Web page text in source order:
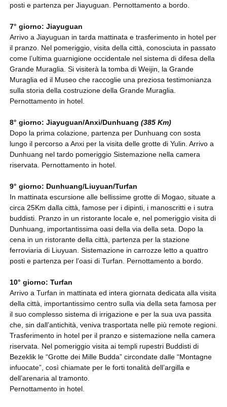
posti e partenza per Jiayuguan. Pernottamento a bordo.
7° giorno: Jiayuguan
Arrivo a Jiayuguan in tarda mattinata e trasferimento in hotel per
il pranzo. Nel pomeriggio, visita della città, conosciuta in passato
come l’ultima guarnigione occidentale nel sistema di difesa della
Grande Muraglia. Si visiterà la tomba di Weijin, la Grande
Muraglia ed il Museo che raccoglie una preziosa testimonianza
sulla storia della costruzione della Grande Muraglia.
Pernottamento in hotel.
8° giorno: Jiayuguan/Anxi/Dunhuang (385 Km)
Dopo la prima colazione, partenza per Dunhuang con sosta
lungo il percorso a Anxi per la visita delle grotte di Yulin. Arrivo a
Dunhuang nel tardo pomeriggio Sistemazione nella camera
riservata. Pernottamento in hotel.
9° giorno: Dunhuang/Liuyuan/Turfan
In mattinata escursione alle bellissime grotte di Mogao, situate a
circa 25Km dalla città, famose per i dipinti, i manoscritti e i sutra
buddisti. Pranzo in un ristorante locale e, nel pomeriggio visita di
Dunhuang, importantissima oasi della via della seta. Dopo la
cena in un ristorante della città, partenza per la stazione
ferroviaria di Liuyuan. Sistemazione in carrozze letto a quattro
posti e partenza per l’oasi di Turfan. Pernottamento a bordo.
10° giorno: Turfan
Arrivo a Turfan in mattinata ed intera giornata dedicata alla visita
della città, importantissimo centro sulla via della seta famosa per
il suo complesso sistema di irrigazione e per la sua uva passita
che, sin dall’antichità, veniva trasportata nelle più remote regioni.
Trasferimento in hotel per il pranzo e sistemazione nella camera
riservata. Nel pomeriggio visita ai templi rupestri Buddisti di
Bezeklik le “Grotte dei Mille Budda” circondate dalle “Montagne
infuocate”, così chiamate per le forti tonalità dell’argilla e
dell’arenaria al tramonto.
Pernottamento in hotel.